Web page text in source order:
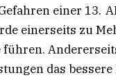
einer 13.
einerseits zu
das